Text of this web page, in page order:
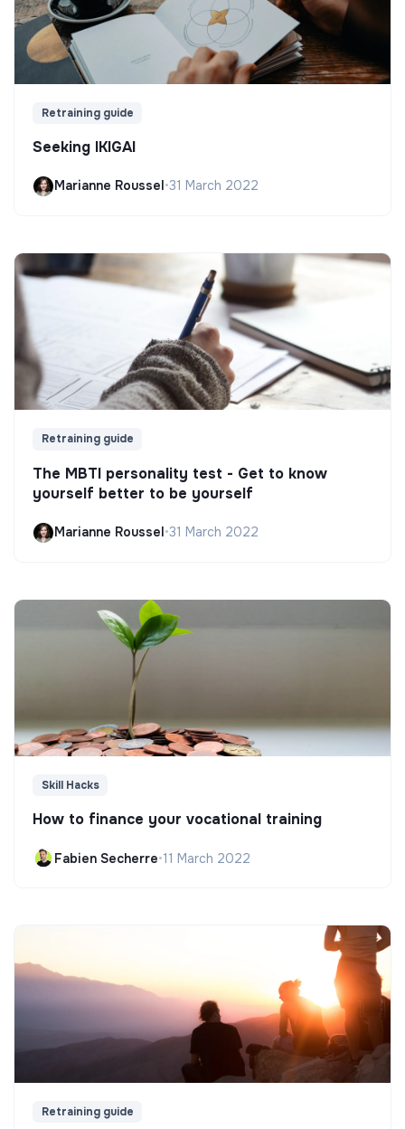
Retraining guide
Seeking IKIGAI
Marianne Roussel •31 March 2022
Retraining guide
The MBTI personality test - Get to know
yourself better to be yourself
Marianne Roussel•31 March 2022
Skill Hacks
How to finance your vocational training
Fabien Secherre•11 March 2022
Retraining guide